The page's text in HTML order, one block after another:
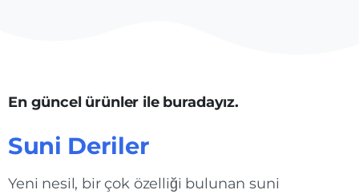
En güncel ürünler ile buradayız.
Suni Deriler
Yeni nesil, bir çok özelliği bulunan suni